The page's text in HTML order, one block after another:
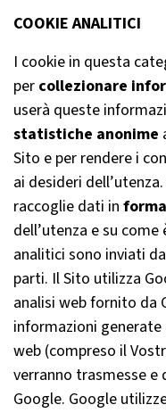
COOKIE ANALITICI
I cookie in questa
per collezionare
userà queste
statistiche anonime
Sito e per rendere i
ai desideri
raccoglie dati in
dell’utenza e su
analitici sono inviati
parti. Il Sito utilizza
analisi web fornito da
informazioni
web (compreso il
verranno trasmesse e
Google. Google